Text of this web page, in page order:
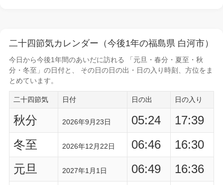
二十四節気カレンダー（今後1年の福島県 白河市）
今日から今後1年間のあいだに訪れる 「元旦・春分・夏至・秋
分・冬至」の日付と、 その日の日の出・日の入り時刻
、方位をま
とめています。
二十四節気 日付 日の出 日の入り
秋分 2026年9月23日 05:24
17:39
冬至
2026年12月22日 06:46
16:30
元旦
2027年1月1日 06:49
16:36